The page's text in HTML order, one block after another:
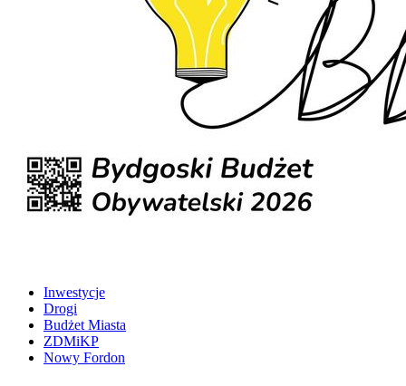
Inwestycje
Drogi
Budżet Miasta
ZDMiKP
Nowy Fordon